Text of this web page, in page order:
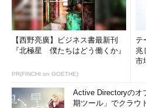
【西野亮廣】ビジネス書最新刊
『北極星 僕たちはどう働くか』
PR(FINCHI on GOETHE)
テ
兆
市
Active Directoryのオ
期ツール」でクラウ